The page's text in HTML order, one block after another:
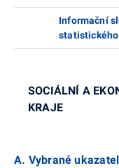
Informační
SOCIÁLNÍ A
KRAJE
A. Vybrané